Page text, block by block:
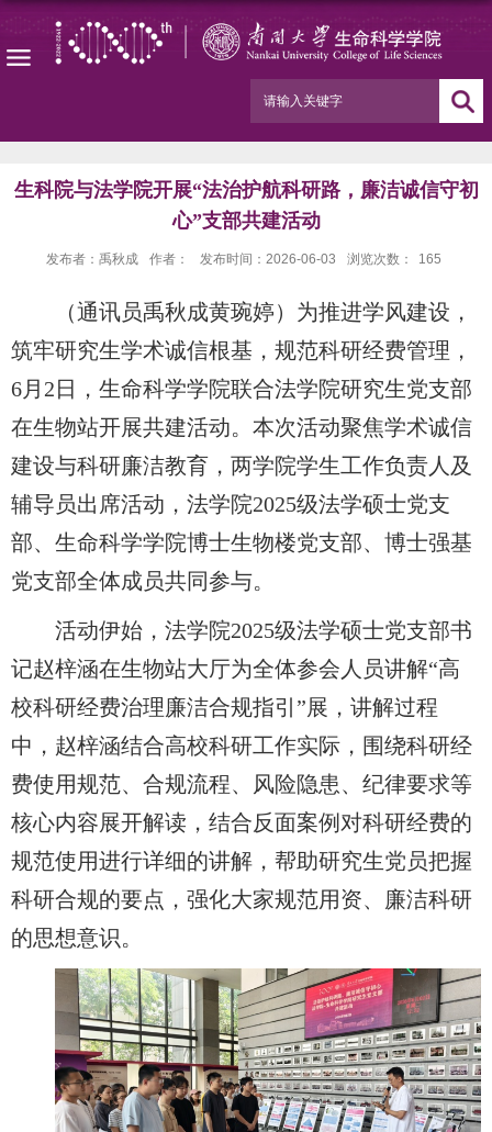
生科院与法学院开展“法治护航科研路，廉洁诚信守初
心”支部共建活动
发布者：禹秋成 作者： 发布时间：2026-06-03 浏览次数： 165
（通讯员禹秋成黄琬婷） 为推进学风建设，
筑牢研究生学术诚信根基， 规范科研经费管理 ，
6月2日，生命科学学院联合法学院研究生党支部
在生物站开展共建活动。 本次活动聚焦学术诚信
建设与科研廉洁教育， 两学院学生工作负责人及
辅导员出席活动，法学院2025级法学硕士党支
部、生命科学学院博士生物楼党支部、博士强基
党支部全体成员共同参与。
活动伊始，法学院2025级法学硕士党支部书
记赵梓涵在生物站大厅为全体参会人员讲解“高
校科研经费治理廉洁合规指引”展，讲解过程
中，赵梓涵结合高校科研工作实际，围绕科研经
费使用规范、合规流程、风险隐患、纪律要求等
核心内容展开解读， 结合反面案例对科研经费的
规范使用进行详细的讲解 ，帮助研究生党员把握
科研合规的要点，强化大家规范用资、廉洁科研
的思想意识。